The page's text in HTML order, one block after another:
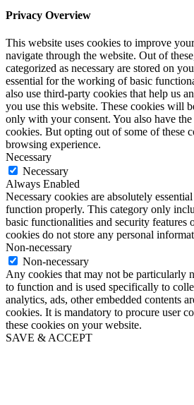
Privacy Overview
This website uses cookies to improve
navigate through the website. Out of
categorized as necessary are stored on
essential for the working of basic
also use third-party cookies that help us
you use this website. These cookies will
only with your consent. You also have
cookies. But opting out of some of these
browsing experience.
Necessary
Necessary
Always Enabled
Necessary cookies are absolutely
function properly. This category only
basic functionalities and security features
cookies do not store any personal
Non-necessary
Non-necessary
Any cookies that may not be particularly
to function and is used specifically to
analytics, ads, other embedded contents
cookies. It is mandatory to procure user
these cookies on your website.
SAVE & ACCEPT